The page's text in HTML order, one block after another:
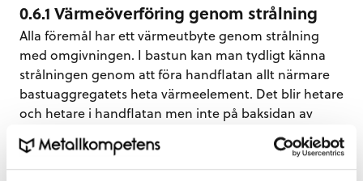
0.6.1 Värmeöverföring genom strålning
Alla föremål har ett värmeutbyte genom strålning
med omgivningen. I bastun kan man tydligt känna
strålningen genom att föra handflatan allt närmare
bastuaggregatets heta värmeelement. Det blir hetare
och hetare i handflatan men inte på baksidan av
handen. Det beror på att baksidan av handen är i
”skugga” för värmestrålarna; jämför vanlig belysning
och skuggor.